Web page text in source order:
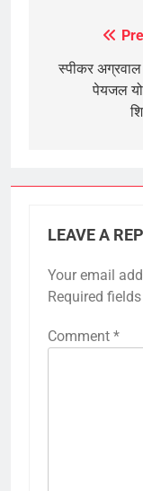
स्पीकर
पेयजल
LEAVE A
Your email
Required
Comment *